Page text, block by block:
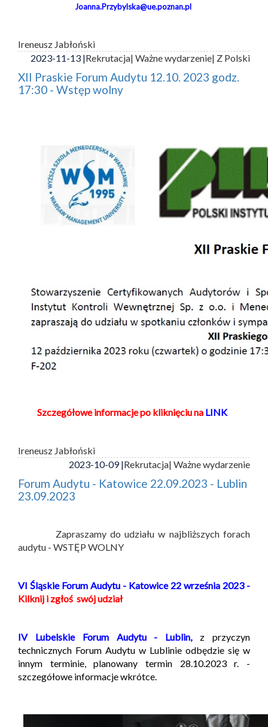
Joanna.Przybylska@ue.poznan.pl
Ireneusz Jabłoński
2023-11-13 |Rekrutacja| Ważne wydarzenie| Z Polski
XII Praskie Forum Audytu 12.10. 2023 godz.
17:30 - Wstęp wolny
Szczegółowe informacje po kliknięciu na LINK
Ireneusz Jabłoński
2023-10-09 |Rekrutacja| Ważne wydarzenie
Forum Audytu - Katowice 22.09.2023 - Lublin
23.09.2023
Zapraszamy do udziału w najbliższych forach
audytu - WSTĘP WOLNY
VI Śląskie Forum Audytu - Katowice 22 września 2023 -
Kilknij i zgłoś swój udział
IV Lubelskie Forum Audytu - Lublin,
z przyczyn
technicznych Forum Audytu w Lublinie odbędzie się w
innym terminie, planowany termin 28.10.2023 r. -
szczegółowe informacje wkrótce.